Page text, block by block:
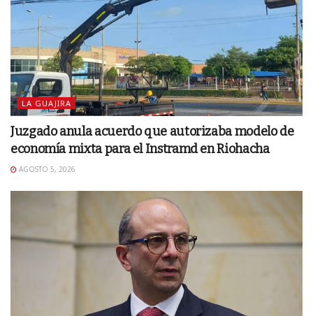
LA GUAJIRA
Juzgado anula acuerdo que autorizaba modelo de
economía mixta para el Instramd en Riohacha
AGOSTO 5, 2026